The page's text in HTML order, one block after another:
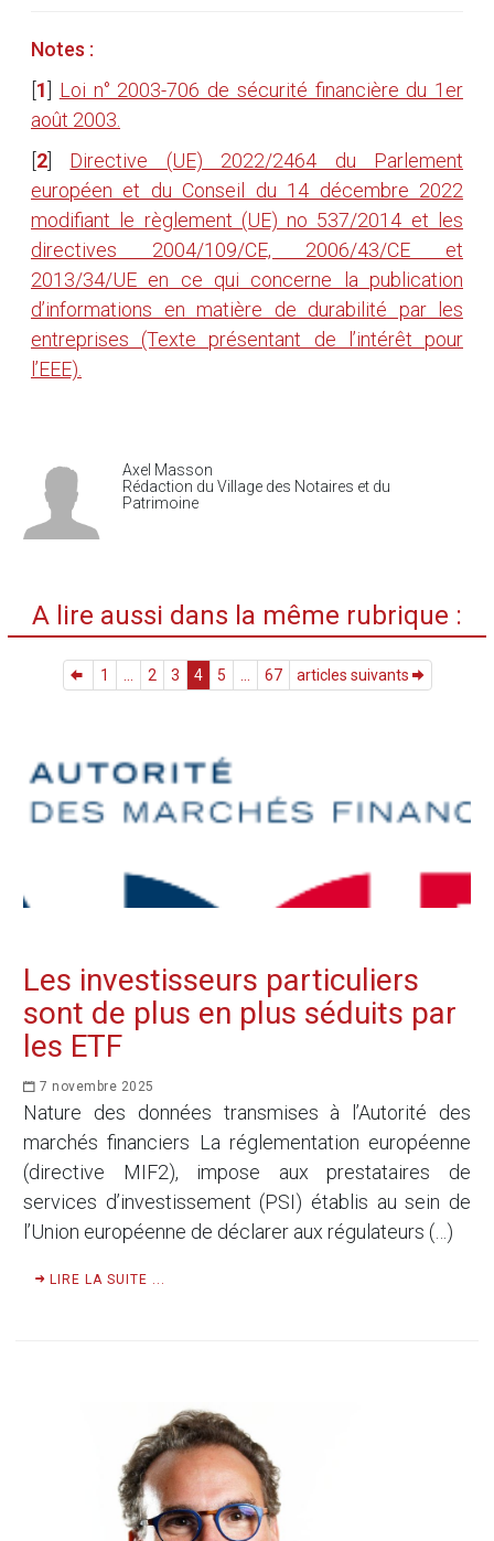
Notes :
1
Loi n° 2003-706 de sécurité financière du 1er
août 2003.
2
Directive (UE) 2022/2464 du Parlement
européen et du Conseil du 14 décembre 2022
modifiant le règlement (UE) no 537/2014 et les
directives 2004/109/CE, 2006/43/CE et
2013/34/UE en ce qui concerne la publication
d’informations en matière de durabilité par les
entreprises (Texte présentant de l’intérêt pour
l’EEE).
Axel Masson
Rédaction du Village des Notaires et du
Patrimoine
A lire aussi dans la même rubrique :
1 2 3 4 5 67 articles suivants
Les investisseurs particuliers
sont de plus en plus séduits par
les ETF
7 novembre 2025
Nature des données transmises à l’Autorité des
marchés financiers La réglementation européenne
(directive MIF2), impose aux prestataires de
services d’investissement (PSI) établis au sein de
l’Union européenne de déclarer aux régulateurs (…)
LIRE LA SUITE ...